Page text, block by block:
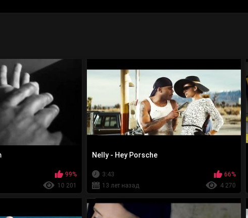
99%
10 201
Nelly - Hey Porsche
3:43
66%
13 лет назад
4 270